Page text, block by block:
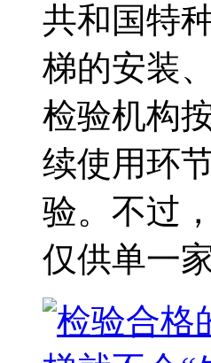
共和国特
梯的安装
检验机构
续使用环
验。不过
仅供单一